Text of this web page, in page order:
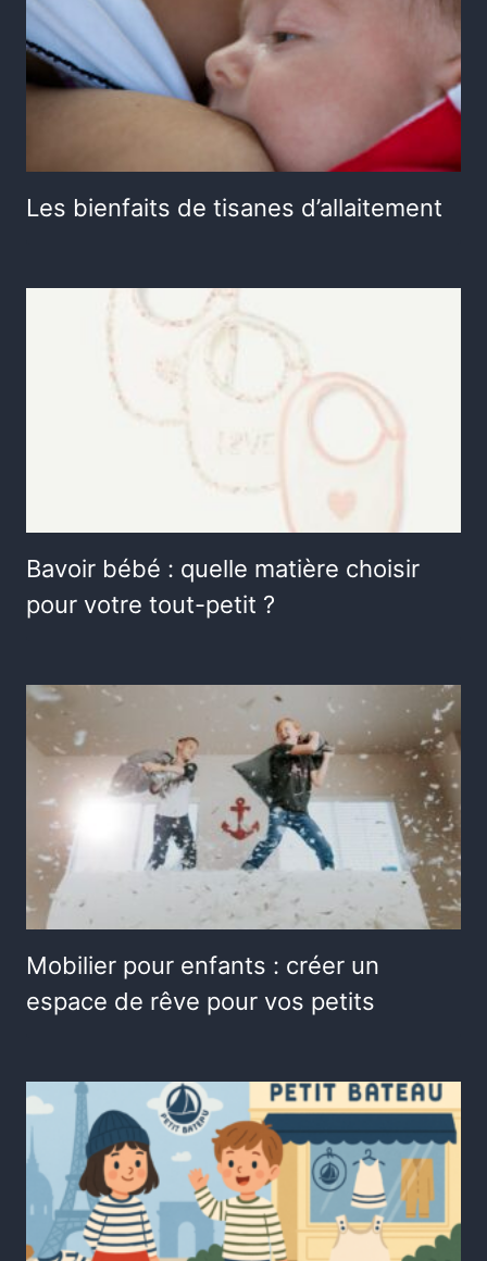
Les bienfaits de tisanes d’allaitement
Bavoir bébé : quelle matière choisir
pour votre tout-petit ?
Mobilier pour enfants : créer un
espace de rêve pour vos petits